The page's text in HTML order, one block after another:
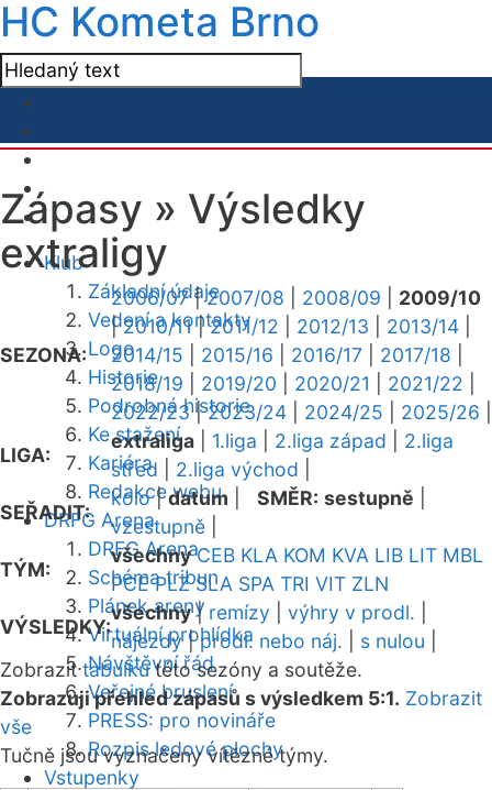
HC Kometa Brno
Klub
Základní údaje
Vedení a kontakty
Logo
Historie
Podrobná historie
Ke stažení
Kariéra
Redakce webu
DRFG Arena
DRFG Arena
Schéma tribun
Plánek areny
Virtuální prohlídka
Návštěvní řád
Veřejné bruslení
PRESS: pro novináře
Rozpis ledové plochy
Vstupenky
Zápasy » Výsledky
extraligy
SEZONA:
2006/07|2007/08 2008/09
2009/10
|2010/11|2011/12 2012/13 2013/14
2014/15
2015/16 2016/17 2017/18
2018/19
2019/20 2020/21 2021/22
2022/23|2023/24 2024/25 2025/26
LIGA:
extraliga 1.liga 2.liga západ
2.liga
střed
2.liga východ
SEŘADIT:
kolo|datum SMĚR: sestupně
vzestupně
TÝM:
všechny CEB KLA KOM KVA LIB LIT MBL
PCE PLZ SLA SPA TRI VIT ZLN
VÝSLEDKY:
všechny| remízy výhry v prodl.
nájezdy|prodl. nebo náj. s nulou
Zobrazittabulkutéto sezóny a soutěže.
Zobrazuji přehled zápasů s výsledkem 5:1. Zobrazit
vše
Tučně jsou vyznačeny vítězné týmy.